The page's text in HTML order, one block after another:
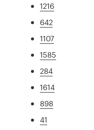
1216
642
1107
1585
284
1614
898
41